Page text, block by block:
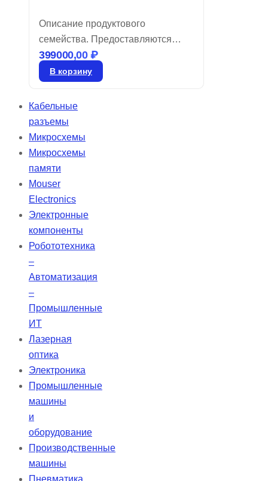
Описание продуктового
семейства. Предоставляются
крупные размеры. Легко
нарезаются для нестандартных
из линейки Kodak Wratten 2.
Эти фильтры имеют допуск ±10%
399000,00₽
В корзину
Кабельные
разъемы
Микросхемы
Микросхемы
памяти
Mouser
Electronics
Электронные
компоненты
Робототехника
–
Автоматизация
–
Промышленные
ИТ
Лазерная
оптика
Электроника
Промышленные
машины
и
оборудование
Производственные
машины